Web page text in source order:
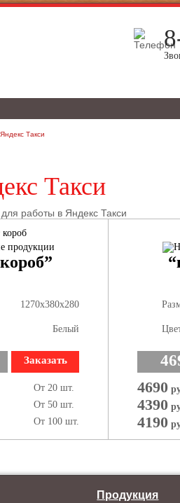
Такси
Такси
работы в Яндекс Такси
1270х380х280
Белый
Заказать
От 20 шт.
От 50 шт.
От 100 шт.
4690
4390
4190
Продукция